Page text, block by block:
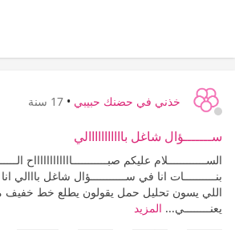
خذني في حضنك حبيبي • 17 سنة
ســـــــؤال شاغل بااااااااااالي
بنــــــــــات انا في ســـــــــــؤال شاغل بااالي
يعنــــــــي... المزيد